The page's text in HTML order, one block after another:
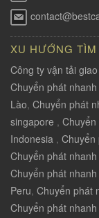
XU HƯỚNG
Công ty vận tải
Chuyển phát
Lào, Chuyển phát
singapore ,
Indonesia , Chuyển
Chuyển phát
Chuyển phát
Peru, Chuyển phát
Chuyển phát nhanh